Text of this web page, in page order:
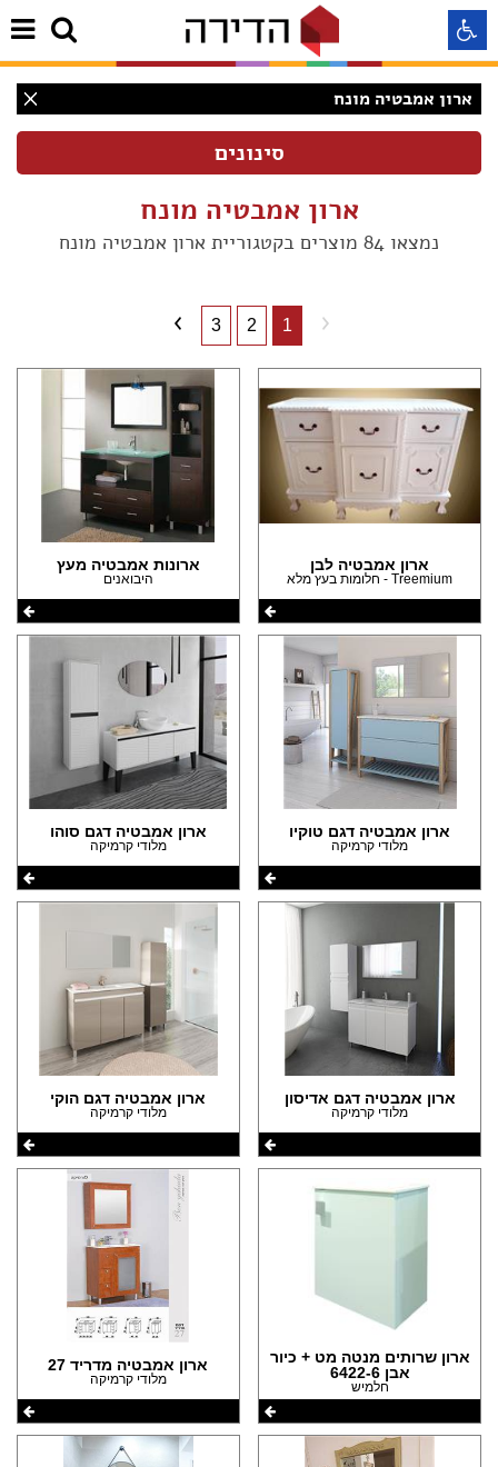
ארון אמבטיה מונח
(80)
(7)
(5)
(2)
(10)
(9)
(2)
(1)
(77)
ארון אמבטיה מונח
נמצאו 84 מוצרים בקטגוריית ארון אמבטיה מונח
1
2
3
ארון אמבטיה לבן
Treemium - חלומות בעץ מלא
ארונות אמבטיה מעץ
היבואנים
ארון אמבטיה דגם טוקיו
מלודי קרמיקה
ארון אמבטיה דגם סוהו
מלודי קרמיקה
ארון אמבטיה דגם אדיסון
מלודי קרמיקה
ארון אמבטיה דגם הוקי
מלודי קרמיקה
ארון שרותים מנטה מט + כיור
אבן 6422-6
חלמיש
ארון אמבטיה מדריד 27
מלודי קרמיקה
התאמה לקורא מסך
התאמה לכבדי ראיה
הדגשת קישורים
Aא Aא
הצהרת נגישות